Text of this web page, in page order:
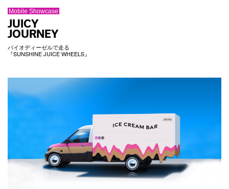
Mobile Showcase
JUICY
JOURNEY
バイオディーゼルで走る
『SUNSHINE JUICE WHEELS』